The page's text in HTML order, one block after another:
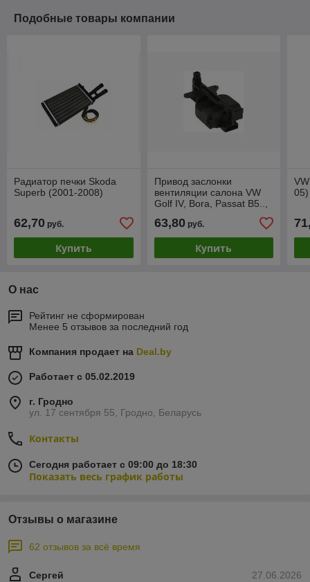
Подобные товары компании
Радиатор печки Skoda
Superb (2001-2008)
62,70 руб.
Купить
Привод заслонки
вентиляции салона VW
Golf IV, Bora, Passat B5..,
клим.контр.) *
63,80руб.
Купить
05)
О нас
Рейтинг не сформирован
Менее 5 отзывов за последний год
Компания продает на Deal.by
Работает с 05.02.2019
г. Гродно
ул. 17 сентября 55, Гродно, Беларусь
Контакты
Сегодня работает с 09:00 до 18:30
Показать весь график работы
Отзывы о магазине
62 отзывов за всё время
27.06.2026
Сергей